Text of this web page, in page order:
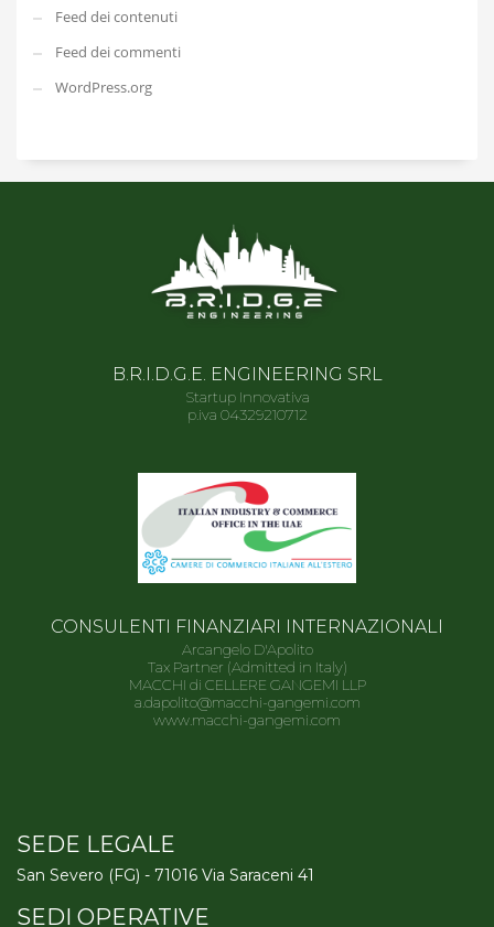
Feed dei contenuti
Feed dei commenti
WordPress.org
B.R.I.D.G.E. ENGINEERING SRL
Startup Innovativa
p.iva 04329210712
CONSULENTI FINANZIARI INTERNAZIONALI
Arcangelo D'Apolito
Tax Partner (Admitted in Italy)
MACCHI di CELLERE GANGEMI LLP
a.dapolito@macchi-gangemi.com
www.macchi-gangemi.com
SEDE LEGALE
San Severo (FG) - 71016 Via Saraceni 41
SEDI OPERATIVE